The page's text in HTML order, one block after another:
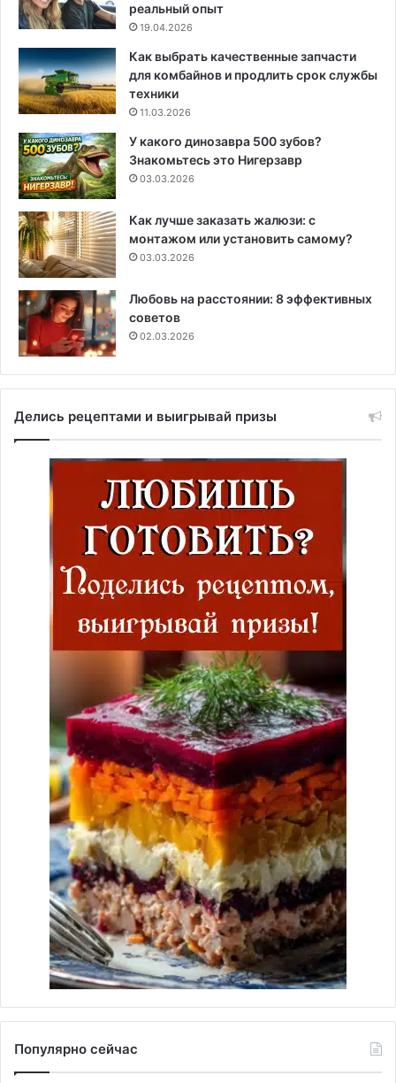
реальный опыт
19.04.2026
Как выбрать качественные запчасти
для комбайнов и продлить срок службы
техники
11.03.2026
У какого динозавра 500 зубов?
Знакомьтесь это Нигерзавр
03.03.2026
Как лучше заказать жалюзи: с
монтажом или установить самому?
03.03.2026
Любовь на расстоянии: 8 эффективных
советов
02.03.2026
Делись рецептами и выигрывай призы
Популярно сейчас